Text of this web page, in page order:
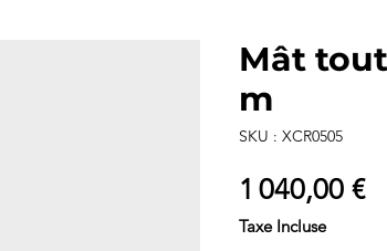
Mât
m
SKU : XCR0505
1 040,00 €
Taxe Incluse